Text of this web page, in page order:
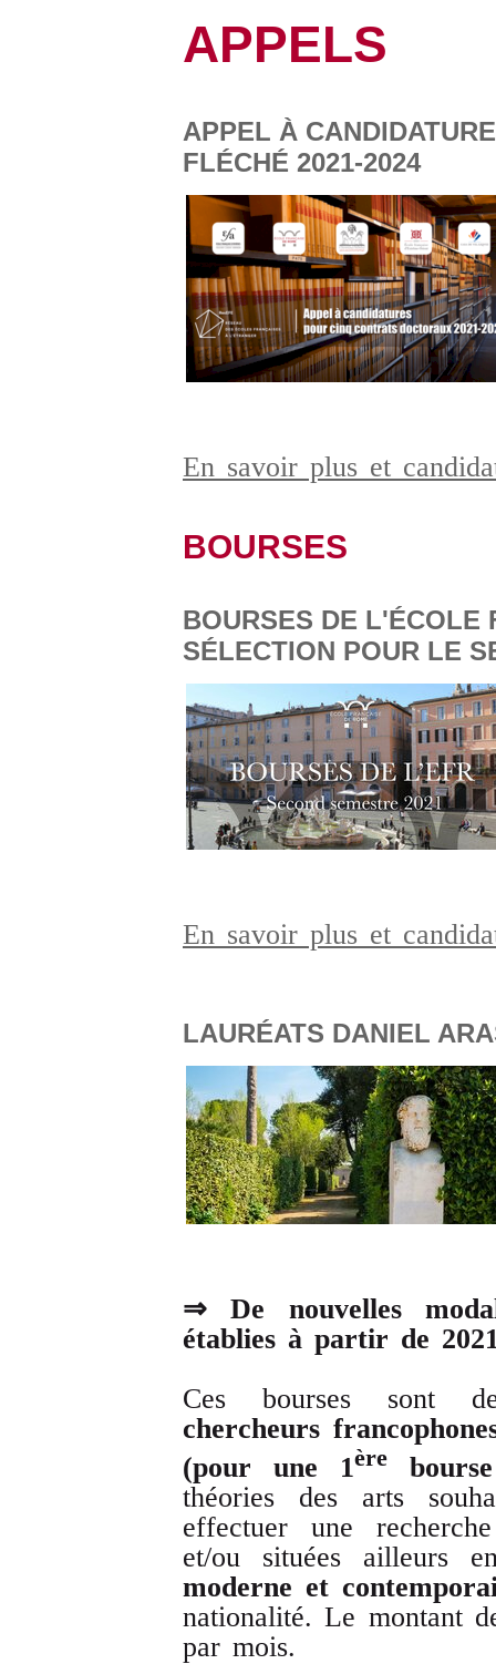
APPELS
APPEL À
FLÉCHÉ 2021-2024
En savoir plus et
BOURSES
BOURSES DE L'ÉCOLE
SÉLECTION POUR LE
En savoir plus et
LAURÉATS DANIEL
⇒ De nouvelles
établies à partir de
Ces bourses sont
chercheurs
(pour une 1ère
théories des arts
effectuer une
et/ou situées ailleurs
moderne et
nationalité. Le montant
par mois.